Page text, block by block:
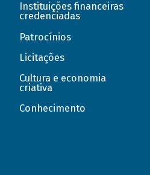
Instituições financeiras
credenciadas
Patrocínios
Licitações
Cultura e economia
criativa
Conhecimento